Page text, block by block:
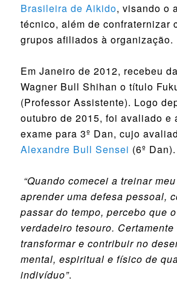
Brasileira de Aikido, visando o
técnico, além de confraternizar
grupos afiliados à organização.
Em Janeiro de 2012, recebeu
Wagner Bull Shihan o título
(Professor Assistente). Logo
outubro de 2015, foi avaliado e
exame para 3º Dan, cujo
Alexandre Bull Sensei (6º Dan).
“Quando comecei a treinar
aprender uma defesa pessoal,
passar do tempo, percebo que
verdadeiro tesouro.
transformar e contribuir no
mental, espiritual e físico de
indivíduo”.